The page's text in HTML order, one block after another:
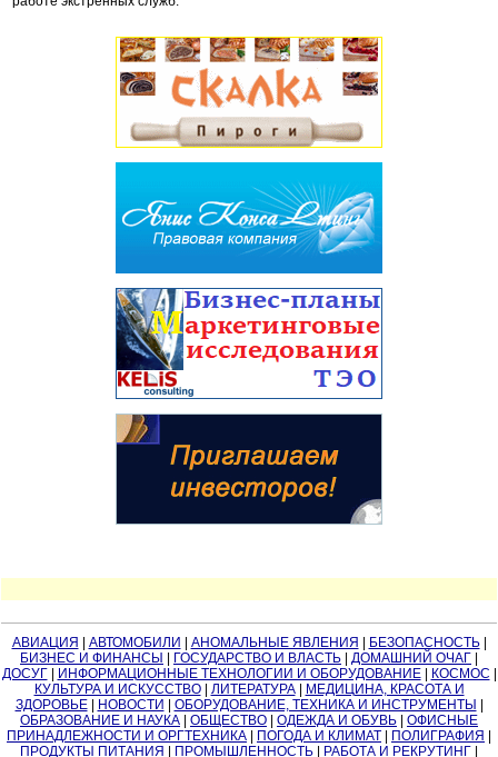
АВИАЦИЯ АВТОМОБИЛИ АНОМАЛЬНЫЕ ЯВЛЕНИЯ БЕЗОПАСНОСТЬ|
БИЗНЕС И ФИНАНСЫ
ГОСУДАРСТВО И ВЛАСТЬ ДОМАШНИЙ ОЧАГ
ДОСУГ| ИНФОРМАЦИОННЫЕ ТЕХНОЛОГИИ И ОБОРУДОВАНИЕ| КОСМОС
КУЛЬТУРА И ИСКУССТВО| ЛИТЕРАТУРА|
МЕДИЦИНА, КРАСОТА И
ЗДОРОВЬЕ| НОВОСТИ ОБОРУДОВАНИЕ, ТЕХНИКА И ИНСТРУМЕНТЫ
ОБРАЗОВАНИЕ И НАУКА
ОБЩЕСТВО ОДЕЖДА И ОБУВЬ
ОФИСНЫЕ
ПРИНАДЛЕЖНОСТИ И ОРГТЕХНИКА
ПОГОДА И КЛИМАТ ПОЛИГРАФИЯ
ПРОДУКТЫ ПИТАНИЯ
ПРОМЫШЛЕННОСТЬ РАБОТА И РЕКРУТИНГ